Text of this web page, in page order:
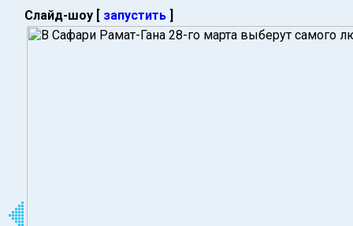
Слайд-шоу [ запустить ]